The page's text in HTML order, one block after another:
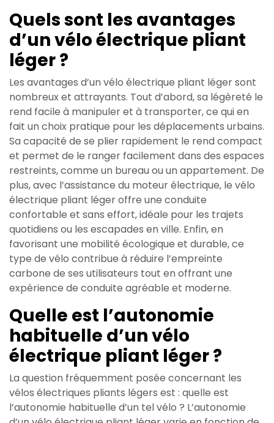
Quels sont les avantages
d’un vélo électrique pliant
léger ?
Les avantages d’un vélo électrique pliant léger sont
nombreux et attrayants. Tout d’abord, sa légèreté le
rend facile à manipuler et à transporter, ce qui en
fait un choix pratique pour les déplacements urbains.
Sa capacité de se plier rapidement le rend compact
et permet de le ranger facilement dans des espaces
restreints, comme un bureau ou un appartement. De
plus, avec l’assistance du moteur électrique, le vélo
électrique pliant léger offre une conduite
confortable et sans effort, idéale pour les trajets
quotidiens ou les escapades en ville. Enfin, en
favorisant une mobilité écologique et durable, ce
type de vélo contribue à réduire l’empreinte
carbone de ses utilisateurs tout en offrant une
expérience de conduite agréable et moderne.
Quelle est l’autonomie
habituelle d’un vélo
électrique pliant léger ?
La question fréquemment posée concernant les
vélos électriques pliants légers est : quelle est
l’autonomie habituelle d’un tel vélo ? L’autonomie